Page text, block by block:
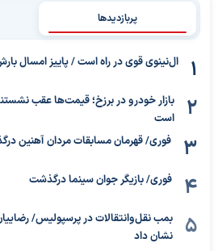
پربازدیدها
ال‌نینوی قوی در راه است / پاییز امسال
بازار خودرو در برزخ؛ قیمت‌ها عقب
است
فوری/ قهرمان مسابقات مردان آهنین
فوری/ بازیگر جوان سینما درگذشت
بمب نقل‌وانتقالات در پرسپولیس/
نشان داد